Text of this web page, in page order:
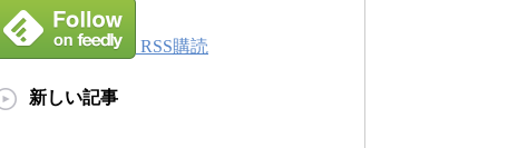
RSS購読
新しい記事